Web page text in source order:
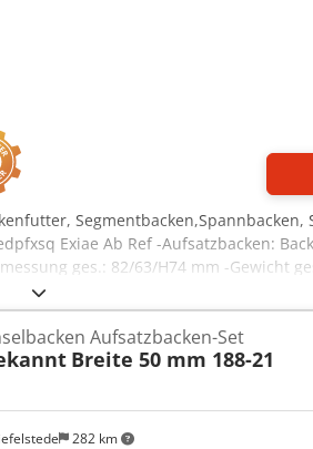
Segmentbacken,Spannbacken,
Exiae Ab Ref -Aufsatzbacken:
ges.: 82/63/H74 mm -Gewicht
282 km
Aufsatzbacken-Set
Breite 50 mm 188-21